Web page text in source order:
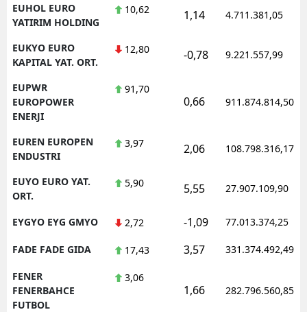
EUHOL EURO
YATIRIM HOLDING
10,62 1,14 4.711.381,05
EUKYO EURO
KAPITAL YAT. ORT.
12,80 -0,78 9.221.557,99
EUPWR
EUROPOWER
ENERJI
91,70
0,66 911.874.814,50
EUREN EUROPEN
ENDUSTRI
3,97 2,06 108.798.316,17
EUYO EURO YAT.
ORT.
5,90 5,55 27.907.109,90
EYGYO EYG GMYO 2,72 -1,09 77.013.374,25
FADE FADE GIDA 17,43 3,57 331.374.492,49
FENER
FENERBAHCE
FUTBOL
3,06
1,66 282.796.560,85